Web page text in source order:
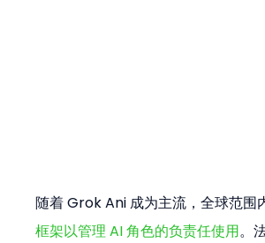
随着 Grok Ani 成为主流，全球范围
框架以管理 AI 角色的负责任使用。